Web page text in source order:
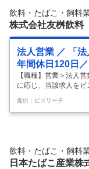
す。 ■ポジションのミ
品開発から品質管理、
補として、技術…
飲料・たばこ・飼料
株式会社友桝飲料
法人営業 ／ 「
年間休日120日
【職種】営業＞法人
に応じ、当該求人を
あります 【職務概要
してご活躍いただけ
性等に合わせて、以
務詳細】 ①営業課 ミ
売り場、キャンペー
ルート営業中心 カタ
提供：ビズリーチ
飲料・たばこ・飼料
日本たばこ産業株